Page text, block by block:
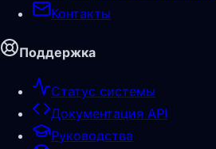
Контакты
Поддержка
Статус системы
Документация API
Руководства